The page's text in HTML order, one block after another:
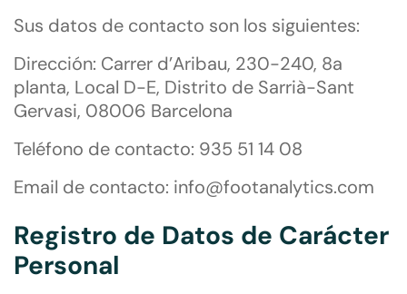
Sus datos de contacto son los siguientes:
Dirección: Carrer d’Aribau, 230-240, 8a
planta, Local D-E, Distrito de Sarrià-Sant
Gervasi, 08006 Barcelona
Teléfono de contacto: 935 51 14 08
Email de contacto: info@footanalytics.com
Registro de Datos de Carácter
Personal